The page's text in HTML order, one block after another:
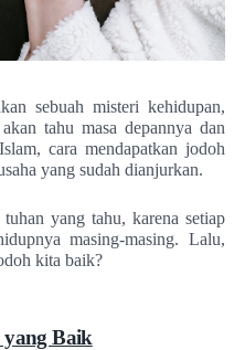
sebuah misteri kehidupan,
tahu masa depannya dan
cara mendapatkan jodoh
yang sudah dianjurkan.
yang tahu, karena setiap
masing-masing. Lalu,
kita baik?
Baik